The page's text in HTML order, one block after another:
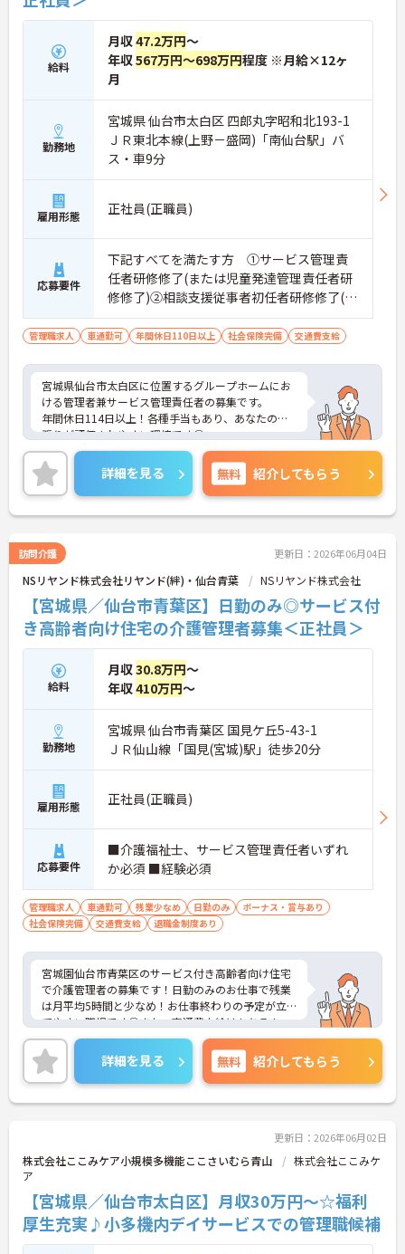
給料
月収47.2万円～
年収567万円～698万円程度 ※月給×12ヶ
月
勤務地
宮城県 仙台市太白区 四郎丸字昭和北193-1
ＪＲ東北本線(上野－盛岡)「南仙台駅」バ
ス・車9分
雇用形態 正社員(正職員)
応募要件
下記すべてを満たす方 ①サービス管理責
任者研修修了(または児童発達管理責任者研
修修了)②相談支援従事者初任者研修修了(ま
たは相談支援従事者実務者研修修了)③普通
自動車運転免許(AT限定可)
管理職求人 車通勤可 年間休日110日以上 社会保険完備 交通費支給
宮城県仙台市太白区に位置するグループホームにお
ける管理者兼サービス管理責任者の募集です。
年間休日114日以上！各種手当もあり、あなたの頑
張りが評価されやすい環境です◎
ご興味のある方には面接ポイントをお伝えしますの
で、お気軽にお問い合わせください！
詳細を見る 無料 紹介してもらう
訪問介護 更新日：2026年06月04日
NSリヤンド株式会社リヤンド(絆)・仙台青葉 NSリヤンド株式会社
【宮城県／仙台市青葉区】日勤のみ◎サービス付
き高齢者向け住宅の介護管理者募集＜正社員＞
給料
月収30.8万円～
年収410万円～
勤務地
宮城県 仙台市青葉区 国見ケ丘5-43-1
ＪＲ仙山線「国見(宮城)駅」徒歩20分
雇用形態 正社員(正職員)
応募要件
■介護福祉士、サービス管理責任者いずれ
か必須 ■経験必須
管理職求人 車通勤可 残業少なめ 日勤のみ
ボーナス・賞与あり
社会保険完備
交通費支給 退職金制度あり
宮城園仙台市青葉区のサービス付き高齢者向け住宅
で介護管理者の募集です！日勤のみのお仕事で残業
は月平均5時間と少なめ！お仕事終わりの予定が立
てやすい職場です◎また、交通費支給はもちろん、
各種手当や昇給・賞与ありで待遇面もばっちり！あ
なたの頑張りがしっかり評価されます♪ご興味のあ
る方は面接ポイントをお伝えしますので、お気軽に
ご連絡ください！
詳細を見る 無料 紹介してもらう
更新日：2026年06月02日
株式会社ここみケア小規模多機能ここさいむら青山
株式会社ここみケ
ア
【宮城県／仙台市太白区】月収30万円～☆福利
厚生充実♪小多機内デイサービスでの管理職候補